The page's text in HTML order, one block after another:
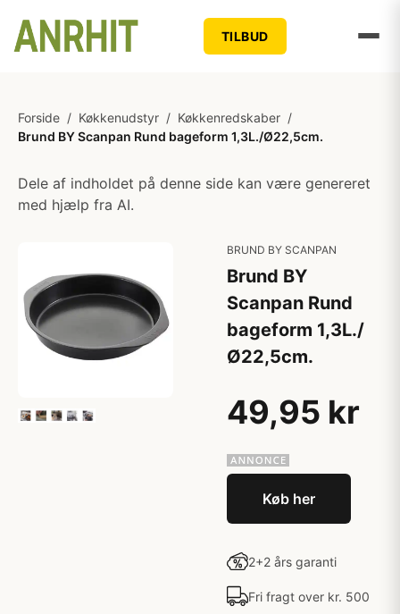
TILBUD
Forside / Køkkenudstyr / Køkkenredskaber /
Brund BY Scanpan Rund bageform 1,3L./Ø22,5cm.
Dele af indholdet på denne side kan være genereret
med hjælp fra AI.
BRUND BY SCANPAN
Brund BY
Scanpan Rund
bageform 1,3L./
Ø22,5cm.
49,95 kr
Køb her
2+2 års garanti
Fri fragt over kr. 500